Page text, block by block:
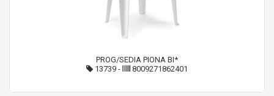
PROG/SEDIA PIONA BI*
13739 - 8009271862401